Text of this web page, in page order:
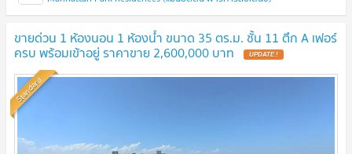
ขายด่วน 1 ห้องนอน 1 ห้องน้ำ ขนาด 35 ตร.ม. ชั้น 11 ตึก A เฟอร์
ครบ พร้อมเข้าอยู่ ราคาขาย 2,600,000 บาท
Standard